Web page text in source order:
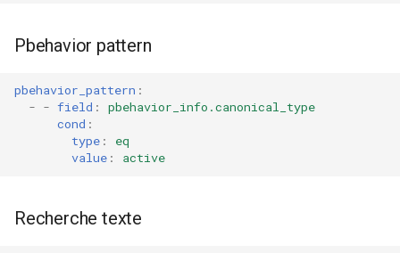
Pbehavior pattern
pbehavior_pattern :
- - field :
pbehavior_info.canonical_type
cond :
type :
eq
value : active
Recherche texte